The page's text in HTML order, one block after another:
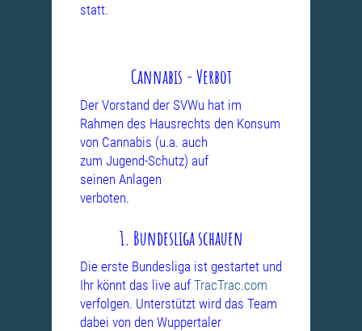
statt.
Cannabis - Verbot
Der Vorstand der SVWu hat im
Rahmen des Hausrechts den Konsum
von Cannabis (u.a. auch
zum Jugend-Schutz) auf
seinen Anlagen
verboten.
1. Bundesliga schauen
Die erste Bundesliga ist gestartet und
Ihr könnt das live auf TracTrac.com
verfolgen. Unterstützt wird das Team
dabei von den Wuppertaler